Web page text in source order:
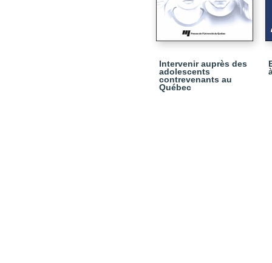
Intervenir auprès des
adolescents
contrevenants au
Québec